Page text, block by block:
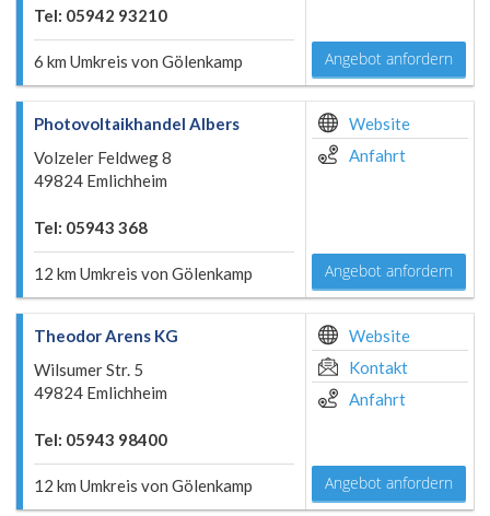
Tel: 05942 93210
6 km Umkreis von Gölenkamp Angebot anfordern
Photovoltaikhandel Albers
Volzeler Feldweg 8
49824 Emlichheim
Tel: 05943 368
12 km Umkreis von Gölenkamp
Website
Anfahrt
Angebot anfordern
Theodor Arens KG
Wilsumer Str. 5
49824 Emlichheim
Tel: 05943 98400
12 km Umkreis von Gölenkamp
Website
Kontakt
Anfahrt
Angebot anfordern